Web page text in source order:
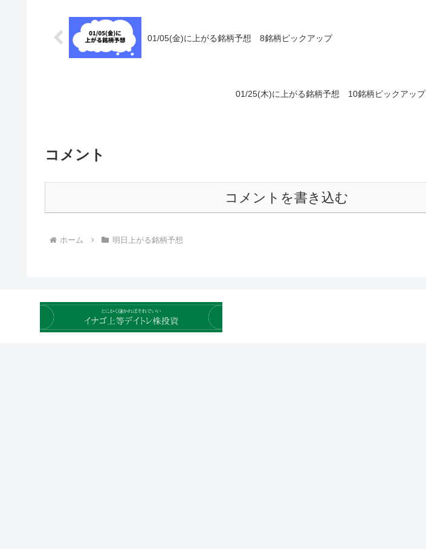
01/05(金)に上がる銘柄予想 8銘柄ピックアップ
01/25(木)に上がる銘柄予想 10銘柄ピックアップ
コメント
コメントを書き込む
ホーム 明日上がる銘柄予想